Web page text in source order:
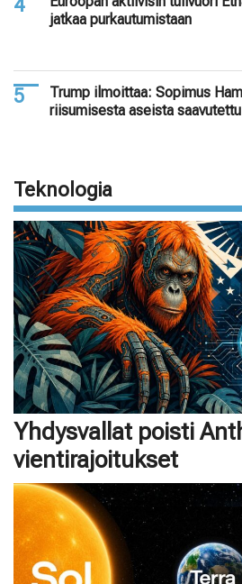
jatkaa purkautumistaan
Trump ilmoittaa: Sopimus
riisumisesta aseista saavutettu
Teknologia
Yhdysvallat poisti
vientirajoitukset